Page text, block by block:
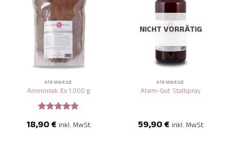
ATEMWEGE
Ammoniak Ex 1.000 g
mit5 von
18,90€ inkl. MwSt
NICHT VORRÄTIG
ATEMWEGE
Atem-Gut Stallspray
59,90€ inkl. MwSt